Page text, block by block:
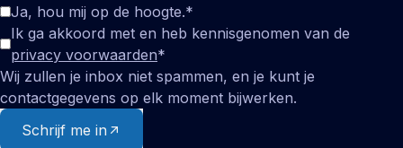
Ja, hou mij op de hoogte.*
Ik ga akkoord met en heb kennisgenomen van de
privacy voorwaarden*
Wij zullen je inbox niet spammen, en je kunt je
contactgegevens op elk moment bijwerken.
Schrijf me in